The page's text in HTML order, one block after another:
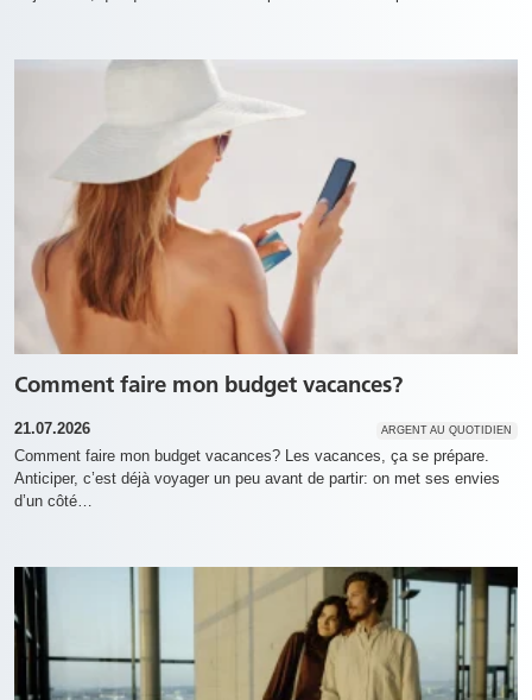
Comment faire mon budget vacances?
ARGENT AU QUOTIDIEN
21.07.2026
Comment faire mon budget vacances? Les vacances, ça se prépare.
Anticiper, c’est déjà voyager un peu avant de partir: on met ses envies
d’un côté…